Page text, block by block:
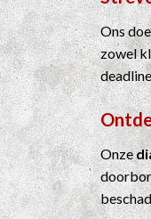
Ons
zowel
Onze